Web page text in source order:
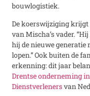
bouwlogistiek.
De koerswijziging
van Mischa’s vader.
hij de nieuwe generatie
lopen.” Ook buiten de
erkenning: dit jaar
Drentse onderneming
Dienstverlenersvan